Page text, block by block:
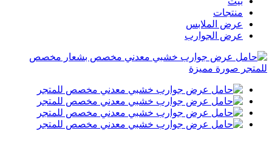
منتجات
عرض الملابس
عرض الجوارب